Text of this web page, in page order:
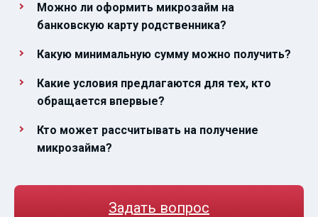
Можно ли оформить микрозайм на
банковскую карту родственника?
Какую минимальную сумму можно получить?
Какие условия предлагаются для тех, кто
обращается впервые?
Кто может рассчитывать на получение
микрозайма?
Задать вопрос